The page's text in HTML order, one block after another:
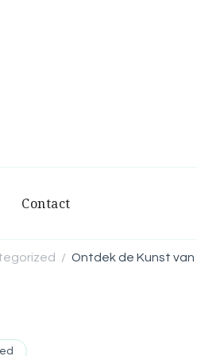
Contact
/ Ontdek de Kunst van